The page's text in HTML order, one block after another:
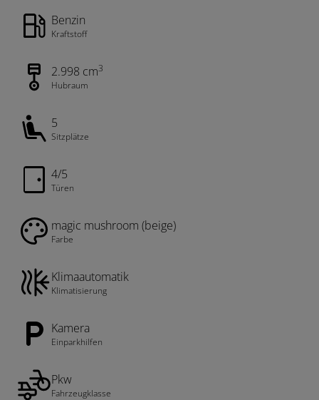
Benzin
Kraftstoff
2.998 cm3
Hubraum
5
Sitzplätze
4/5
Türen
magic mushroom (beige)
Farbe
Klimaautomatik
Klimatisierung
Kamera
Einparkhilfen
Pkw
Fahrzeugklasse